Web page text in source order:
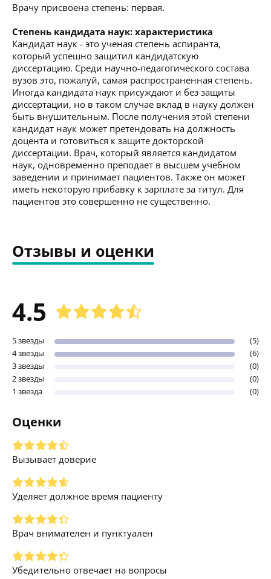
Врачу присвоена степень: первая.
Степень кандидата наук: характеристика
Кандидат наук - это ученая степень аспиранта,
который успешно защитил кандидатскую
диссертацию. Среди научно-педагогического состава
вузов это, пожалуй, самая распространенная степень.
Иногда кандидата наук присуждают и без защиты
диссертации, но в таком случае вклад в науку должен
быть внушительным. После получения этой степени
кандидат наук может претендовать на должность
доцента и готовиться к защите докторской
диссертации. Врач, который является кандидатом
наук, одновременно преподает в высшем учебном
заведении и принимает пациентов. Также он может
иметь некоторую прибавку к зарплате за титул. Для
пациентов это совершенно не существенно.
Отзывы и оценки
4.5
5 звезды
(5)
4 звезды
(6)
3 звезды
(0)
2 звезды
(0)
1 звезда
(0)
Оценки
Вызывает доверие
Уделяет должное время пациенту
Врач внимателен и пунктуален
Убедительно отвечает на вопросы